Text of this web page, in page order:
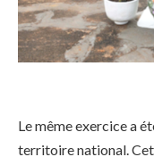
Le même exercice a
territoire national.